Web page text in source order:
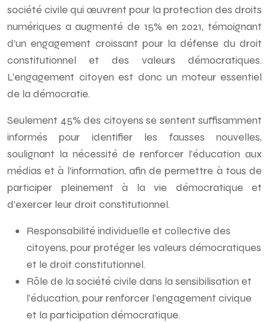
société civile qui œuvrent pour la protection des droits
numériques a augmenté de 15% en 2021, témoignant
d’un engagement croissant pour la défense du droit
constitutionnel et des valeurs démocratiques.
L’engagement citoyen est donc un moteur essentiel
de la démocratie.
Seulement 45% des citoyens se sentent suffisamment
informés pour identifier les fausses nouvelles,
soulignant la nécessité de renforcer l’éducation aux
médias et à l’information, afin de permettre à tous de
participer pleinement à la vie démocratique et
d’exercer leur droit constitutionnel.
Responsabilité individuelle et collective des
citoyens, pour protéger les valeurs démocratiques
et le droit constitutionnel.
Rôle de la société civile dans la sensibilisation et
l’éducation, pour renforcer l’engagement civique
et la participation démocratique.